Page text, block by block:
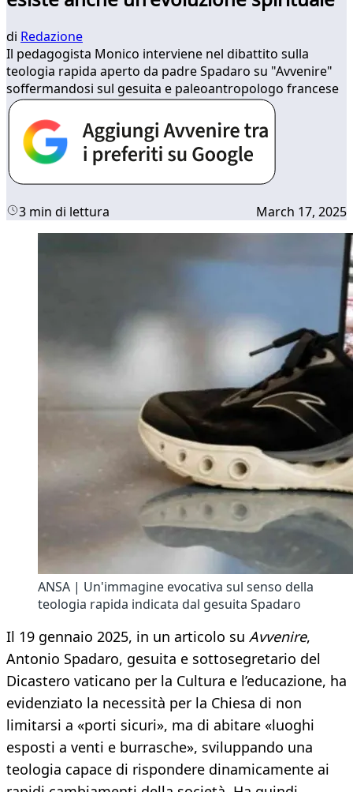
di Redazione
Il pedagogista Monico interviene nel dibattito sulla
teologia rapida aperto da padre Spadaro su "Avvenire"
soffermandosi sul gesuita e paleoantropologo francese
3 min di lettura March 17, 2025
ANSA | Un'immagine evocativa sul senso della
teologia rapida indicata dal gesuita Spadaro
Il 19 gennaio 2025, in un articolo su Avvenire,
Antonio Spadaro, gesuita e sottosegretario del
Dicastero vaticano per la Cultura e l’educazione, ha
evidenziato la necessità per la Chiesa di non
limitarsi a «porti sicuri», ma di abitare «luoghi
esposti a venti e burrasche», sviluppando una
teologia capace di rispondere dinamicamente ai